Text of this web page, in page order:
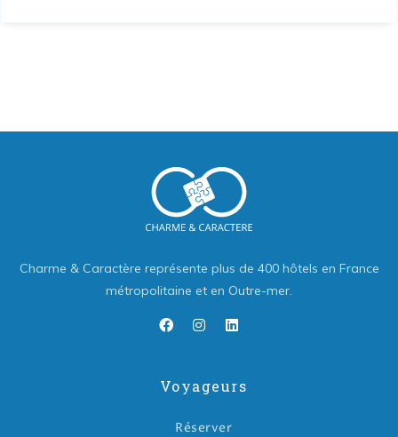
Charme & Caractère représente plus de 400 hôtels en France
métropolitaine et en Outre-mer.
Voyageurs
Réserver